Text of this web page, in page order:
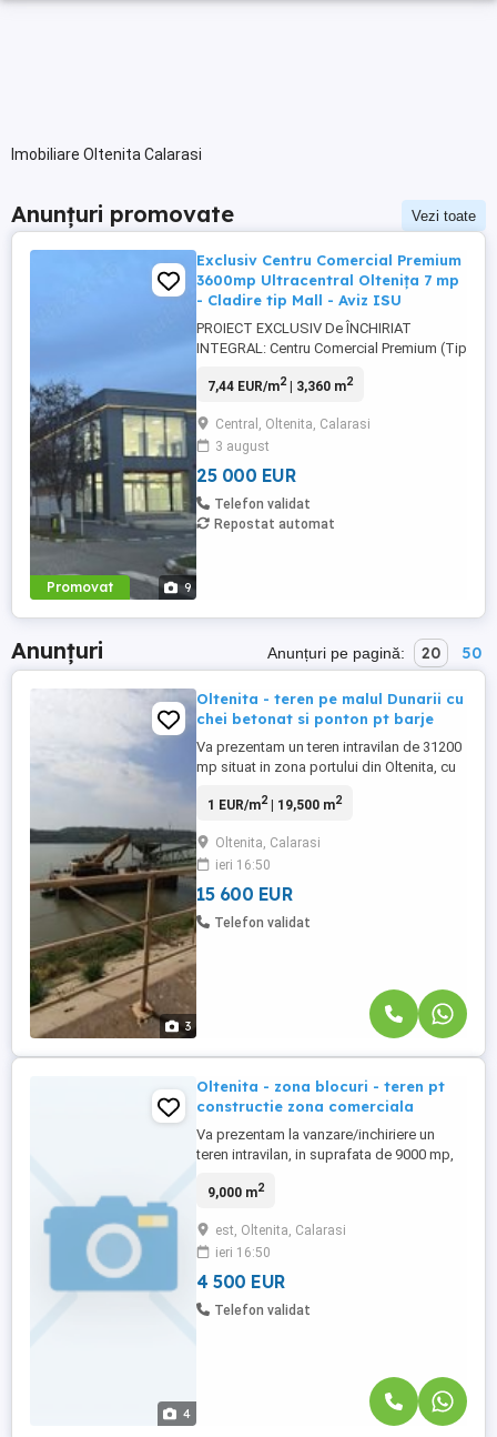
Imobiliare Oltenita Calarasi
Anunțuri promovate Vezi toate
Promovat 9
Exclusiv Centru Comercial Premium
3600mp Ultracentral Oltenița 7 mp
- Cladire tip Mall - Aviz ISU
PROIECT EXCLUSIV De ÎNCHIRIAT
INTEGRAL: Centru Comercial Premium (Tip
OPORTUNITATE UNICĂ - Proprietate
Se oferă spre închiriere întreaga clădire
comercială (monobloc), cea mai mare,
modernă și luxoasă din Oltenița. Singurul
7,44 EUR/m2| 3,360 m2
Central, Oltenita, Calarasi
3 august
25 000 EUR
Telefon validat
Repostat automat
Anunțuri Anunțuri pe pagină: 20 50
3
Oltenita - teren pe malul Dunarii cu
chei betonat si ponton pt barje
Va prezentam un teren intravilan de 31200
mp situat in zona portului din Oltenita, cu
Suprafata betonata si pietruita 19500 mp.
barjelor. Acces TIR si masini de tonaj
mare. Terenul dispune de apa potabila,
fosa septica, curent electric, ...
1 EUR/m2| 19,500 m2
Oltenita, Calarasi
ieri 16:50
15 600 EUR
Telefon validat
4
Oltenita - zona blocuri - teren pt
constructie zona comerciala
Va prezentam la vanzare/inchiriere un
teren intravilan, in suprafata de 9000 mp,
comerciala, supermarket, etc. Terenul are
principal, in apropiere de Gara, Autogara
si Lidl. Zona de blocuri. Utilitatile: energia
electrica, ...
9,000 m2
est, Oltenita, Calarasi
ieri 16:50
4 500 EUR
Telefon validat